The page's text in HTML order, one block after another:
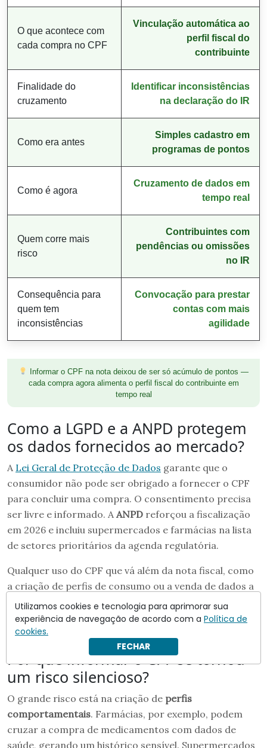
O que acontece com
cada compra no CPF
Vinculação automática ao
perfil fiscal do
contribuinte
Finalidade do
cruzamento
Identificar inconsistências
na declaração do IR
Como era antes
Simples cadastro em
programas de pontos
Como é agora
Cruzamento de dados em
tempo real
Quem corre mais
risco
Contribuintes com
pendências ou omissões
no IR
Consequência para
quem tem
inconsistências
Convocação para prestar
contas com mais
agilidade
Informar o CPF na nota deixou de ser só acúmulo de pontos —
cada compra agora alimenta o perfil fiscal do contribuinte em
tempo real
Como a LGPD e a ANPD protegem
os dados fornecidos ao mercado?
A Lei Geral de Proteção de Dados garante que o
consumidor não pode ser obrigado a fornecer o CPF
para concluir uma compra. O consentimento precisa
ser livre e informado. A ANPD reforçou a fiscalização
em 2026 e incluiu supermercados e farmácias na lista
de setores prioritários da agenda regulatória.
Qualquer uso do CPF que vá além da nota fiscal, como
a criação de perfis de consumo ou a venda de dados a
terceiros, exige autorização explícita do titular. A
violação dessa regra sujeita as empresas a multas e
sanções administrativas.
Por que informar o CPF se tornou
um risco silencioso?
O grande risco está na criação de perfis
comportamentais. Farmácias, por exemplo, podem
cruzar a compra de medicamentos com dados de
saúde, gerando um histórico sensível. Supermercados
Utilizamos cookies e tecnologia para aprimorar sua
experiência de navegação de acordo com a Política de
cookies.
FECHAR